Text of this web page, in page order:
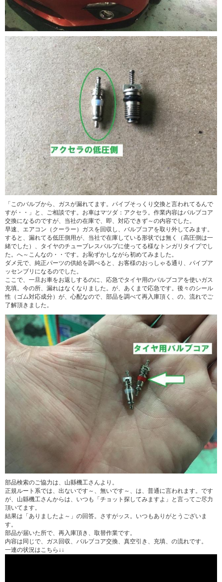
「このバルブから、ガスが漏れてます。パイプそっくり交換と言われてるんで
すが・・」と、ご相談です。お車はマツダ：アクセラ。作業内容はバルブコア
交換になるのですが、当社の在庫で、即、対応できず～の内容でした。
早速、エアコン（クーラー）ガスを回収し、バルブコアを取り外してみます。
すると、漏れてる低圧側用が、当社で在庫している形状では無く（高圧側は一
緒でした）、タイヤのチューブレスバルブに使ってる様なトンガリタイプでし
た。へ～こんなの・・です。お恥ずかしながら初めてみました。
ダメ元で、純正パーツの供給を調べると、お客様のおっしゃる通り、パイプア
ッセンブリになるのでした。
ここで、一旦お車をお返しするのに、応急でタイヤ用のバルブコアを使いガス
充填。今の所、漏れはなくなりました。が、あくまで応急です。後々のシール
性（ゴム対応成分）が、心配なので、部品を調べて再入庫頂く、の、流れでご
了解頂きました。
部品検索のご協力は、山縣機工さんより。
正規ルート系では、出ないです～、無いです～、は、普通に言われます。です
が、山縣機工さんからは、いつも「チョット探してみますよ」と言ってご尽力
頂いてます。
結果は「ありましたよ～」の回答。さすがッス。いつもありがとうございま
す。
部品が届いた所で、再入庫頂き、取替作業です。
内容は同じで、ガス回収、バルブコア交換、真空引き、充填、の流れです。
一連の状況はこちら↓↓